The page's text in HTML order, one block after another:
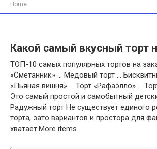
Home
Какой самый вкусный торт
ТОП-10 самых популярных тортов на
«Сметанник» … Медовый торт …
«Пьяная вишня» … Торт «Рафаэлло» …
Это самый простой и самобытный
Радужный торт Не существует единого
торта, зато вариантов и простора для
хватает.More items…